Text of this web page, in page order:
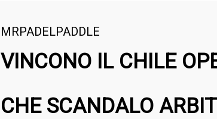
MRPADELPADDLE
VINCONO IL CHILE
CHE SCANDALO